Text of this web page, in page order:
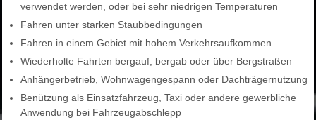
verwendet werden, oder bei sehr niedrigen Temperaturen
Fahren unter starken Staubbedingungen
Fahren in einem Gebiet mit hohem Verkehrsaufkommen.
Wiederholte Fahrten bergauf, bergab oder über Bergstraßen
Anhängerbetrieb, Wohnwagengespann oder Dachträgernutzung
Benützung als Einsatzfahrzeug, Taxi oder andere gewerbliche
Anwendung bei Fahrzeugabschlepp